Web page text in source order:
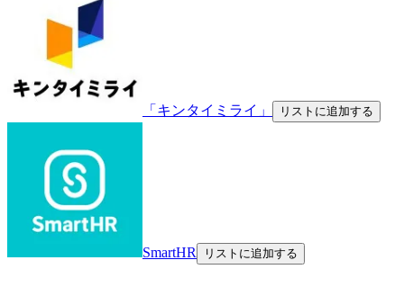
「キンタイミライ」 リストに追加する
SmartHR リストに追加する